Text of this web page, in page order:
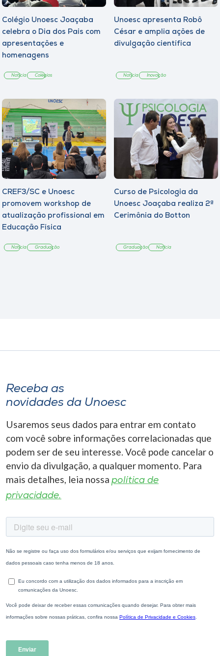
Colégio Unoesc Joaçaba
celebra o Dia dos Pais com
apresentações e
homenagens
Notícia Colégios
Unoesc apresenta Robô
César e amplia ações de
divulgação científica
Notícia Inovação
CREF3/SC e Unoesc
promovem workshop de
atualização profissional em
Educação Física
Notícia Graduação
Curso de Psicologia da
Unoesc Joaçaba realiza 2ª
Cerimônia do Botton
Graduação Notícia
Receba as
novidades da Unoesc
Usaremos seus dados para entrar em contato
com você sobre informações correlacionadas que
podem ser de seu interesse. Você pode cancelar o
envio da divulgação, a qualquer momento. Para
mais detalhes, leia nossa política de
privacidade.